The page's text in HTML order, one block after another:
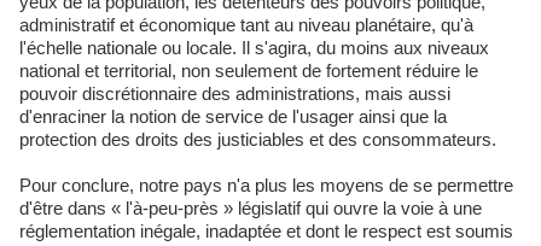
administratif et économique tant au niveau planétaire, qu'à
l'échelle nationale ou locale. Il s'agira, du moins aux niveaux
national et territorial, non seulement de fortement réduire le
pouvoir discrétionnaire des administrations, mais aussi
d'enraciner la notion de service de l'usager ainsi que la
protection des droits des justiciables et des consommateurs.
Pour conclure, notre pays n'a plus les moyens de se permettre
d'être dans « l'à-peu-près » législatif qui ouvre la voie à une
réglementation inégale, inadaptée et dont le respect est soumis